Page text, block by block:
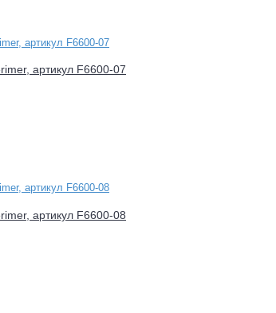
артикул F6600-07
артикул F6600-08